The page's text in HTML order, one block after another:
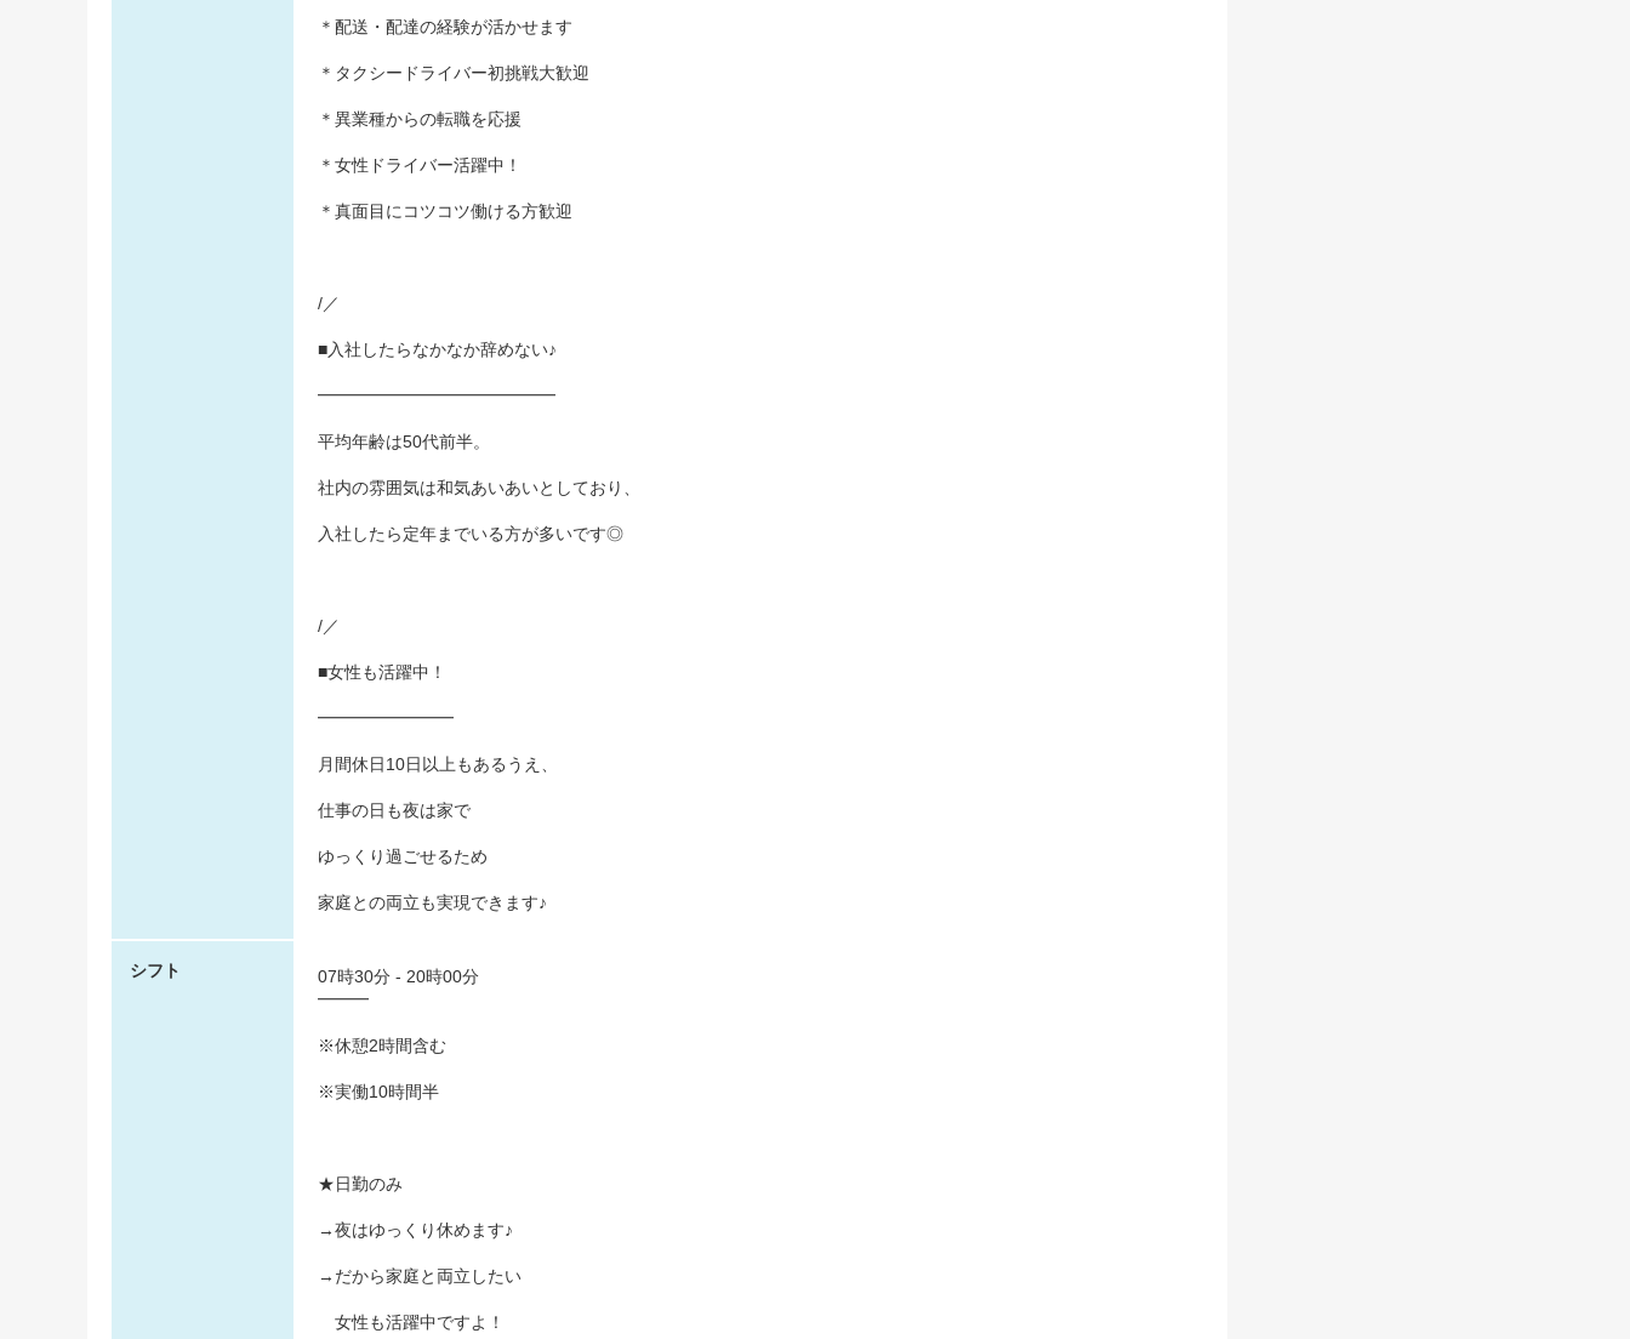
＊配送・配達の経験が活かせます
＊タクシードライバー初挑戦大歓迎
＊異業種からの転職を応援
＊女性ドライバー活躍中！
＊真面目にコツコツ働ける方歓迎
/／
■入社したらなかなか辞めない♪
━━━━━━━━━━━━━━
平均年齢は50代前半。
社内の雰囲気は和気あいあいとしており、
入社したら定年までいる方が多いです◎
/／
■女性も活躍中！
━━━━━━━━
月間休日10日以上もあるうえ、
仕事の日も夜は家で
ゆっくり過ごせるため
家庭との両立も実現できます♪
シフト
07時30分 - 20時00分
━━━
※休憩2時間含む
※実働10時間半
★日勤のみ
→夜はゆっくり休めます♪
→だから家庭と両立したい
女性も活躍中ですよ！